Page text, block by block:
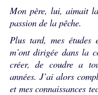
Mon père, lui, aimait
passion de la pêche.
Plus tard, mes études
m’ont dirigée dans la
créer, de coudre a
années. J’ai alors
et mes connaissances